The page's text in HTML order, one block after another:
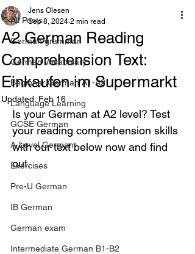
All Posts
German grammar
German Vocabulary
Beginner German A1-A2
Language Learning
GCSE German
A-Level German
Exercises
Pre-U German
IB German
German exam
Intermediate German B1-B2
A2 German Reading
Comprehension Text:
Einkaufen im Supermarkt
Jens Olesen
Sep 8, 2024 2 min read
Updated: Feb 16
Is your German at A2 level? Test
your reading comprehension skills
with our text below now and find
out.